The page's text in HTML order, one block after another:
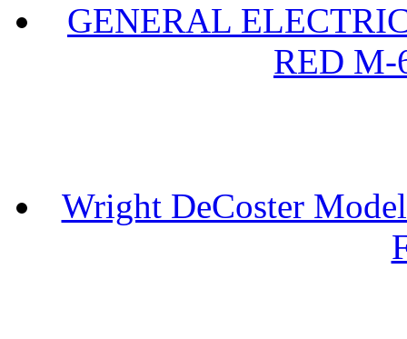
GENERAL
RED M-
Wright DeCoster